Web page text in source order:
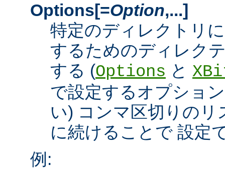
Options[=Option,...]
特定のディレクトリ
するためのディレク
する (Options と
で設定するオプショ
い) コンマ区切りの
に続けることで 設定
例: